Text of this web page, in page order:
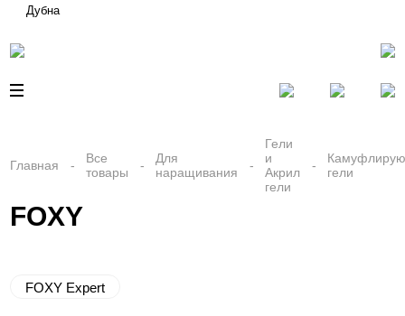
Дубна
Главная
Все
товары
Для
наращивания
Гели
и
Акрил
гели
гели
FOXY
FOXY Expert